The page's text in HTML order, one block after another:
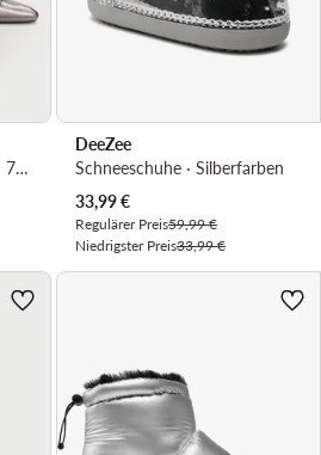
Stiefeletten · Silberfarben · 7 cm
DeeZee
Schneeschuhe · Silberfarben
Aktueller Preis
33,99€
Regulärer Preis59,99 €
Niedrigster Preis33,99 €